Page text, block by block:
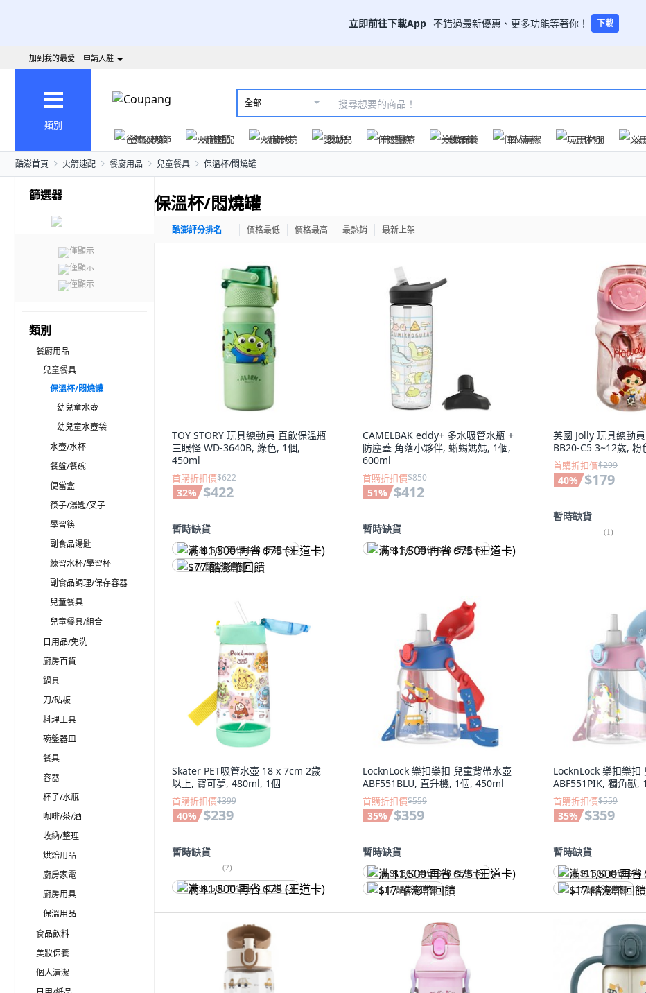
立即前往下載App 不錯過最新優惠、更多功能等著你！ 下載
加到我的最愛 申請入駐
類別
全部
爸氣父親節
火箭速配 火箭跨境 嬰幼兒 保健醫療 美妝保養 個人清潔 玩具休閒 文
酷澎首頁 火箭速配 餐廚用品 兒童餐具 保溫杯/悶燒罐
篩選器
僅顯示
僅顯示
僅顯示
類別
餐廚用品
兒童餐具
保溫杯/悶燒罐
幼兒童水壺
幼兒童水壺袋
水壺/水杯
餐盤/餐碗
便當盒
筷子/湯匙/叉子
學習筷
副食品湯匙
練習水杯/學習杯
副食品調理/保存容器
兒童餐具
兒童餐具/組合
日用品/免洗
廚房百貨
鍋具
刀/砧板
料理工具
碗盤器皿
餐具
容器
杯子/水瓶
咖啡/茶/酒
收納/整理
烘焙用品
廚房家電
廚房用具
保溫用品
食品飲料
美妝保養
個人清潔
保溫杯/悶燒罐
酷澎評分排名 價格最低 價格最高 最熱銷 最新上架
TOY STORY 玩具總動員 直飲保溫瓶
三眼怪 WD-3640B, 綠色, 1個,
450ml
首購折扣價$622
32% $422
暫時缺貨
满 $1,500 再省 $75 (王道卡)
$77 酷澎幣回饋
CAMELBAK eddy+ 多水吸管水瓶 +
防塵蓋 角落小夥伴, 蜥蜴媽媽, 1個,
600ml
首購折扣價$850
51% $412
暫時缺貨
满 $1,500 再省 $75 (王道卡)
英國 Jolly 玩具總動
BB20-C5 3~12歲,
首購折扣價$299
40% $179
暫時缺貨
(1)
Skater PET吸管水壺 18 x 7cm 2歲
以上, 寶可夢, 480ml, 1個
首購折扣價$399
40% $239
暫時缺貨
(2)
满 $1,500 再省 $75 (王道卡)
LocknLock 樂扣樂扣 兒童背帶水壺
ABF551BLU, 直升機, 1個, 450ml
首購折扣價$559
35% $359
暫時缺貨
满 $1,500 再省 $75 (王道卡)
$17 酷澎幣回饋
LocknLock 樂扣樂扣
ABF551PIK, 獨角獸,
首購折扣價$559
35% $359
暫時缺貨
满 $1,500 再省 $75
$17 酷澎幣回饋